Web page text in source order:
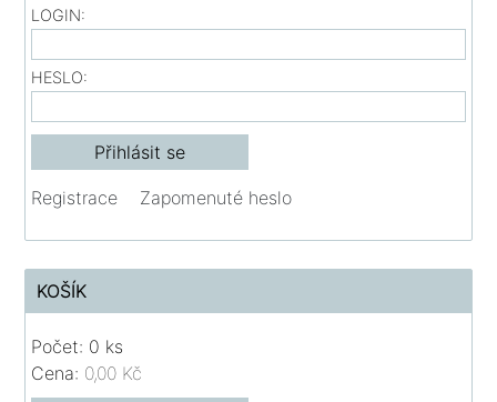
LOGIN:
HESLO:
Registrace Zapomenuté heslo
KOŠÍK
Počet: 0 ks
Cena: 0,00 Kč